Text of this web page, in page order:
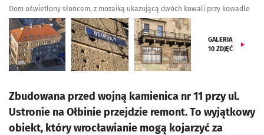
Dom oświetlony słońcem, z mozaiką ukazującą dwóch kowali przy kowadle
GALERIA
10 ZDJĘĆ
Zbudowana przed wojną kamienica nr 11 przy ul.
Ustronie na Ołbinie przejdzie remont. To wyjątkowy
obiekt, który wrocławianie mogą kojarzyć za